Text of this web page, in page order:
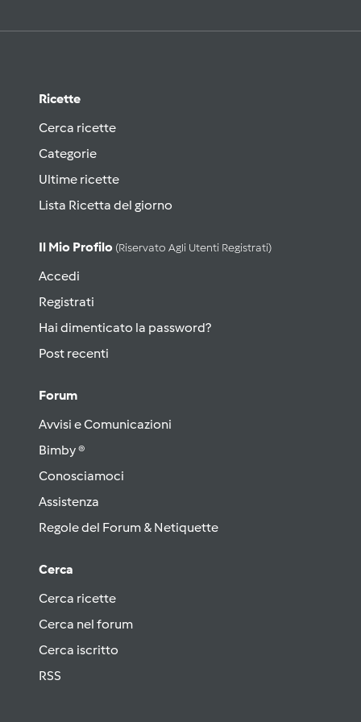
Ricette
Cerca ricette
Categorie
Ultime ricette
Lista Ricetta del giorno
Il Mio Profilo (riservato Agli Utenti Registrati)
Accedi
Registrati
Hai dimenticato la password?
Post recenti
Forum
Avvisi e Comunicazioni
Bimby ®
Conosciamoci
Assistenza
Regole del Forum & Netiquette
Cerca
Cerca ricette
Cerca nel forum
Cerca iscritto
RSS